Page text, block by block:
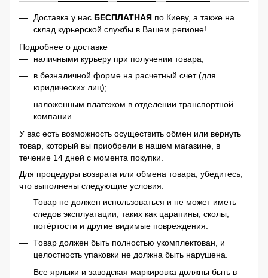
Доставка у нас БЕСПЛАТНАЯ по Киеву, а также на
склад курьерской службы в Вашем регионе!
Подробнее о доставке
наличными курьеру при получении товара;
в безналичной форме на расчетный счет (для
юридических лиц);
наложенным платежом в отделении транспортной
компании.
У вас есть возможность осуществить обмен или вернуть
товар, который вы приобрели в нашем магазине, в
течение 14 дней с момента покупки.
Для процедуры возврата или обмена товара, убедитесь,
что выполнены следующие условия:
Товар не должен использоваться и не может иметь
следов эксплуатации, таких как царапины, сколы,
потёртости и другие видимые повреждения.
Товар должен быть полностью укомплектован, и
целостность упаковки не должна быть нарушена.
Все ярлыки и заводская маркировка должны быть в